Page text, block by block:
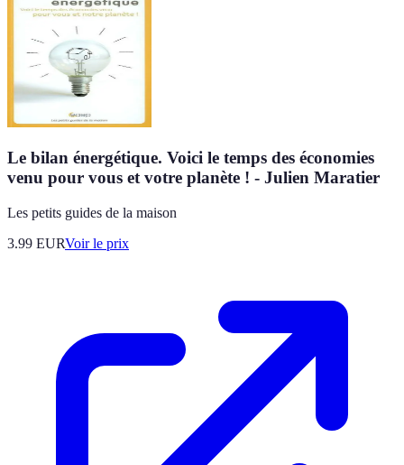
Le bilan énergétique. Voici le temps des économies
venu pour vous et votre planète ! - Julien Maratier
Les petits guides de la maison
3.99 EURVoir le prix